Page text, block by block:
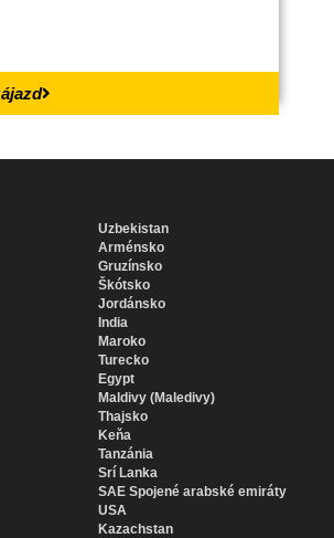
Uzbekistan
Arménsko
Gruzínsko
Škótsko
Jordánsko
India
Maroko
Turecko
Egypt
Maldivy (Maledivy)
Thajsko
Keňa
Tanzánia
Srí Lanka
SAE Spojené arabské emiráty
USA
Kazachstan